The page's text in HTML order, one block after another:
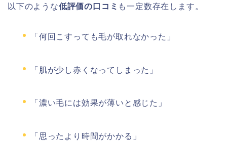
以下のような低評価の口コミ も一定数存在します。
「何回こすっても毛が取れなかった」
「肌が少し赤くなってしまった」
「濃い毛には効果が薄いと感じた」
「思ったより時間がかかる」